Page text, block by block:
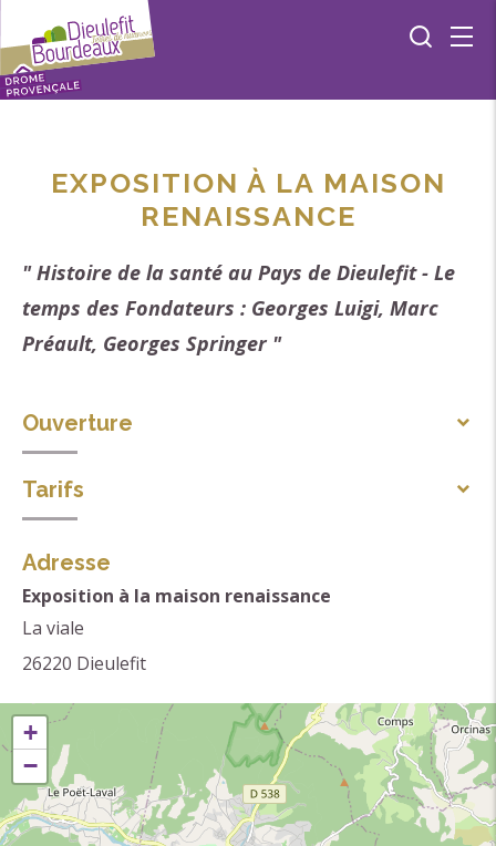
EXPOSITION À LA MAISON
RENAISSANCE
" Histoire de la santé au Pays de Dieulefit - Le
temps des Fondateurs : Georges Luigi, Marc
Préault, Georges Springer "
Ouverture
Du 01/01 au 31/12, tous les jours.
Ouvert sur demande à l'office de tourisme.
Tarifs
Adresse
Exposition à la maison renaissance
La viale
26220 Dieulefit
+
−